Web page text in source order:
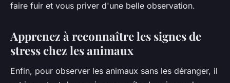
faire fuir et vous priver d'une belle observation.
Apprenez à reconnaître les signes de
stress chez les animaux
Enfin, pour observer les animaux sans les déranger, il